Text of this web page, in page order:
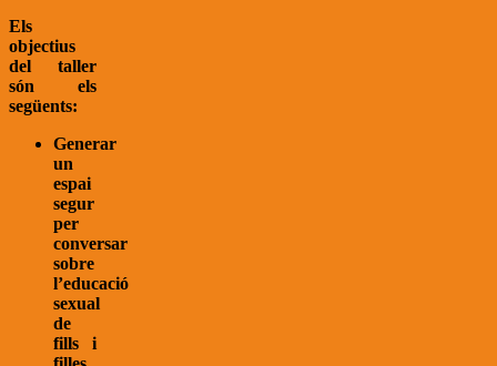
Els
objectius
del taller
són els
següents:
Generar
un
espai
segur
per
conversar
sobre
l’educació
sexual
de
fills i